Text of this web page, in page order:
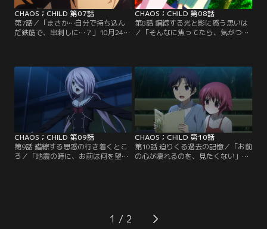
CHAOS；CHILD 第07話
第7話／「まさか…自分で持ち込ん
だ鉄筋で、串刺しに…？」10月24日
全裸でテーブルに乗せられており、
丸焼き料理にでもされたみたいに、
口から鉄骨を突き出した状態で消し
炭にされていた。しかも被害者は拓
留たちがよく知る人物で…。
CHAOS；CHILD 第08話
第8話 錯綜する光と影に惑う思いは
／「そんなに焦ってたら、気がつく
で友だちなどいない。性格を治すた
めに母に入れられた施設では、大人
たちに虐待される日々。嫌なこと、
痛いこと…。痛いこと、痛いこと、
痛いこと、痛いこと。そして歪む運
命。それが…。
CHAOS；CHILD 第09話
第9話 錯綜する思惑の行き着くとこ
ろ／「地震の時に、お前は何を望ん
分の生命をねらっていることは承知
している。しかし愛する人たちのた
CHAOS；CHILD 第10話
第10話 迫りくる過去の記憶／「お前
の心が壊れるのを、見たくない」幼
境遇の幼馴染み、尾上世莉架だけだ
った。今回の事件は、思えばあの時
1